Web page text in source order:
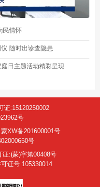
民情怀
随时出诊查隐患
庭日主题活动精彩呈现
证:15120250002
号
XW备201600001号
号
:(蒙)字第00408号
证号 105330014